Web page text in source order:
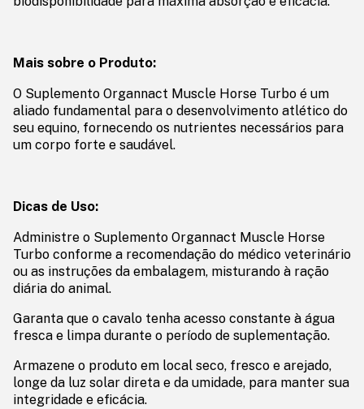
Mais sobre o Produto:
O Suplemento Organnact Muscle Horse Turbo é um
aliado fundamental para o desenvolvimento atlético do
seu equino, fornecendo os nutrientes necessários para
um corpo forte e saudável.
Dicas de Uso:
Administre o Suplemento Organnact Muscle Horse
Turbo conforme a recomendação do médico veterinário
ou as instruções da embalagem, misturando à ração
diária do animal.
Garanta que o cavalo tenha acesso constante à água
fresca e limpa durante o período de suplementação.
Armazene o produto em local seco, fresco e arejado,
longe da luz solar direta e da umidade, para manter sua
integridade e eficácia.